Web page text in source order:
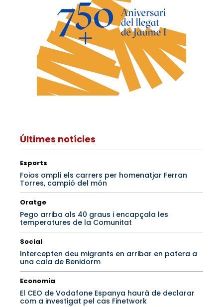
Últimes notícies
Esports
Foios ompli els carrers per homenatjar Ferran
Torres, campió del món
Oratge
Pego arriba als 40 graus i encapçala les
temperatures de la Comunitat
Social
Intercepten deu migrants en arribar en patera a
una cala de Benidorm
Economia
El CEO de Vodafone Espanya haurà de declarar
com a investigat pel cas Finetwork